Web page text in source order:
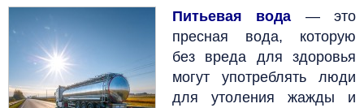
Питьевая вода —это
пресная вода, которую
без вреда для здоровья
могут употреблять люди
для утоления жажды и